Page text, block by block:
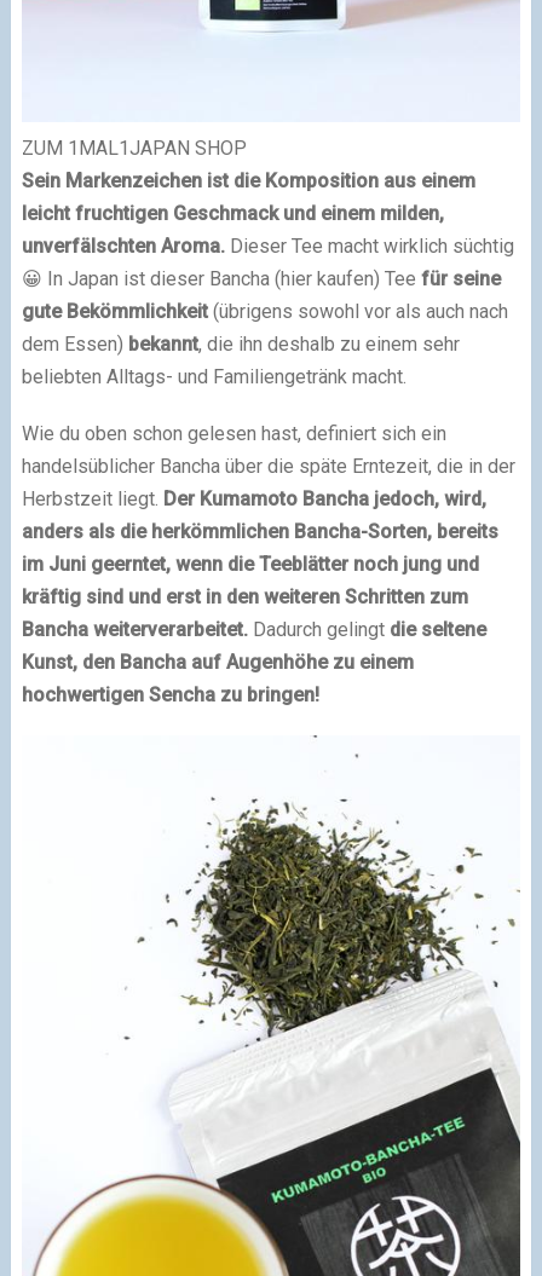
ZUM 1MAL1JAPAN SHOP
Sein Markenzeichen ist die Komposition aus einem
leicht fruchtigen Geschmack und einem milden,
unverfälschten Aroma. Dieser Tee macht wirklich süchtig
😀 In Japan ist dieser Bancha (hier kaufen) Tee für seine
gute Bekömmlichkeit (übrigens sowohl vor als auch nach
dem Essen) bekannt, die ihn deshalb zu einem sehr
beliebten Alltags- und Familiengetränk macht.
Wie du oben schon gelesen hast, definiert sich ein
handelsüblicher Bancha über die späte Erntezeit, die in der
Herbstzeit liegt. Der Kumamoto Bancha jedoch, wird,
anders als die herkömmlichen Bancha-Sorten, bereits
im Juni geerntet, wenn die Teeblätter noch jung und
kräftig sind und erst in den weiteren Schritten zum
Bancha weiterverarbeitet.Dadurch gelingtdie seltene
Kunst, den Bancha auf Augenhöhe zu einem
hochwertigen Sencha zu bringen!